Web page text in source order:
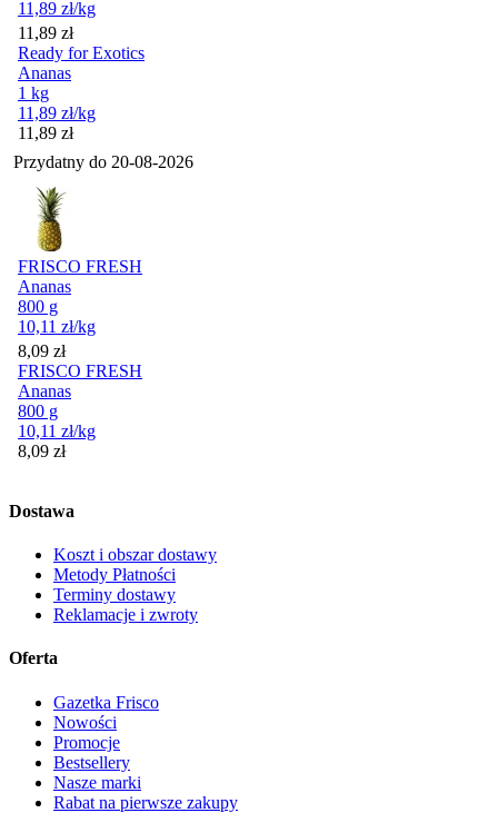
11,89 zł/kg
Cena
11,89 zł
Ready for Exotics
Ananas
1 kg
11,89 zł/kg
Cena
11,89 zł
Przydatny do 20-08-2026
FRISCO FRESH
Ananas
800 g
10,11 zł/kg
Cena
8,09 zł
FRISCO FRESH
Ananas
800 g
10,11 zł/kg
Cena
8,09 zł
Dostawa
Koszt i obszar dostawy
Metody Płatności
Terminy dostawy
Reklamacje i zwroty
Oferta
Gazetka Frisco
Nowości
Promocje
Bestsellery
Nasze marki
Rabat na pierwsze zakupy